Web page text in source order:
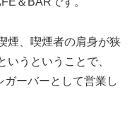
煙、喫煙者の肩身が狭
いうということで、
ーバーとして営業し